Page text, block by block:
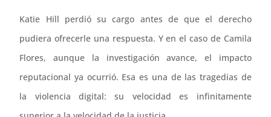
Katie Hill perdió su cargo antes de que el derecho
pudiera ofrecerle una respuesta. Y en el caso de Camila
Flores, aunque la investigación avance, el impacto
reputacional ya ocurrió. Esa es una de las tragedias de
la violencia digital: su velocidad es infinitamente